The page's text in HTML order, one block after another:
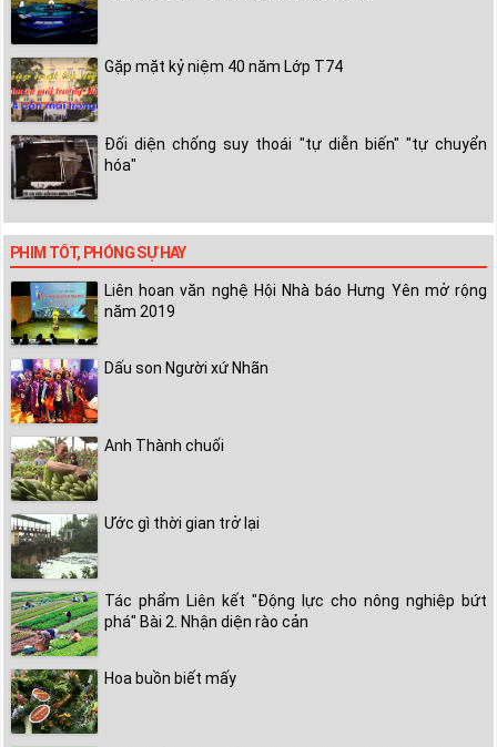
Gặp mặt kỷ niệm 40 năm Lớp T74
Đối diện chống suy thoái "tự diễn biến" "tự chuyển
hóa"
PHIM TỐT, PHÓNG SỰ HAY
Liên hoan văn nghệ Hội Nhà báo Hưng Yên mở rộng
năm 2019
Dấu son Người xứ Nhãn
Anh Thành chuối
Ước gì thời gian trở lại
Tác phẩm Liên kết "Động lực cho nông nghiệp bứt
phá" Bài 2. Nhận diện rào cản
Hoa buồn biết mấy